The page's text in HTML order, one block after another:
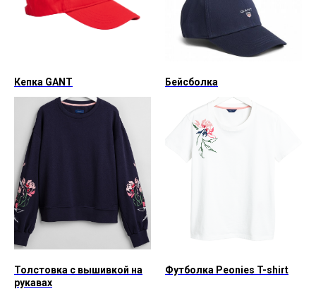
Кепка GANT Бейсболка
Толстовка с вышивкой на
рукавах
Футболка Peonies T-shirt